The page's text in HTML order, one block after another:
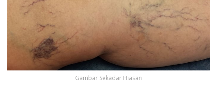
Gambar Sekadar Hiasan